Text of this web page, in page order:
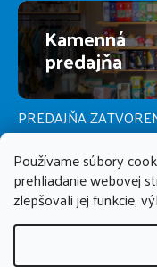
Používame súbory
prehliadanie webovej
zlepšovali jej funkcie,
Kamenná
predajňa
PREDAJŇA